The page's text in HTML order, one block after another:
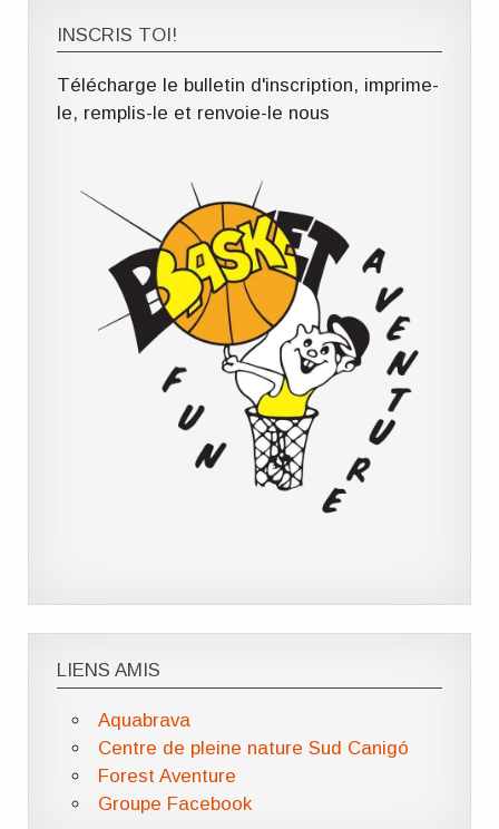
INSCRIS TOI!
Télécharge le bulletin d'inscription, imprime-
le, remplis-le et renvoie-le nous
LIENS AMIS
Aquabrava
Centre de pleine nature Sud Canigó
Forest Aventure
Groupe Facebook